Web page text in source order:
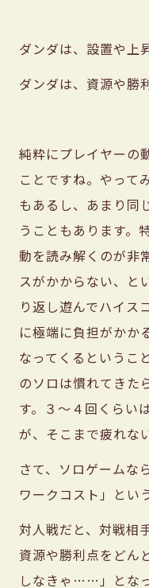
ダンダは、設置や上
ダンダは、資源や勝
純粋にプレイヤーの
ことですね。やって
もあるし、あまり同
うこともあります。
動を読み解くのが非
スがかからない、と
り返し遊んでハイス
に極端に負担がかか
なってくるというこ
のソロは慣れてきた
す。３〜４回くらい
が、そこまで疲れな
さて、ソロゲームな
ワークコスト」とい
対人戦だと、対戦相
資源や勝利点をどん
しなきゃ……」とな